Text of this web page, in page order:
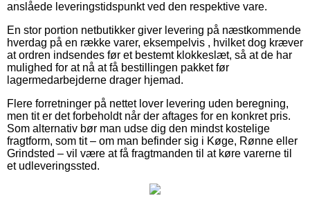
anslåede leveringstidspunkt ved den respektive vare.
En stor portion netbutikker giver levering på næstkommende
hverdag på en række varer, eksempelvis , hvilket dog kræver
at ordren indsendes før et bestemt klokkeslæt, så at de har
mulighed for at nå at få bestillingen pakket før
lagermedarbejderne drager hjemad.
Flere forretninger på nettet lover levering uden beregning,
men tit er det forbeholdt når der aftages for en konkret pris.
Som alternativ bør man udse dig den mindst kostelige
fragtform, som tit – om man befinder sig i Køge, Rønne eller
Grindsted – vil være at få fragtmanden til at køre varerne til
et udleveringssted.